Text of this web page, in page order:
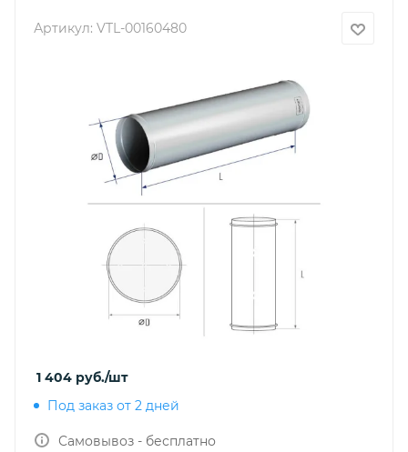
Артикул: VTL-00160480
1 404 руб./шт
Под заказ от 2 дней
Самовывоз - бесплатно